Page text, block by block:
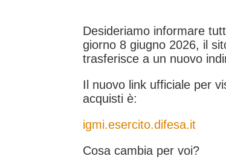
Desideriamo informare
giorno 8 giugno 2026, il
trasferisce a un nuovo
Il nuovo link ufficiale per
acquisti è:
igmi.esercito.difesa.it
Cosa cambia per voi?